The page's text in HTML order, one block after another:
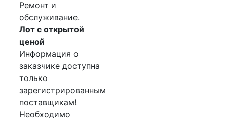
Ремонт и
обслуживание.
Лот с открытой
ценой
Информация о
заказчике доступна
только
зарегистрированным
поставщикам!
Необходимо